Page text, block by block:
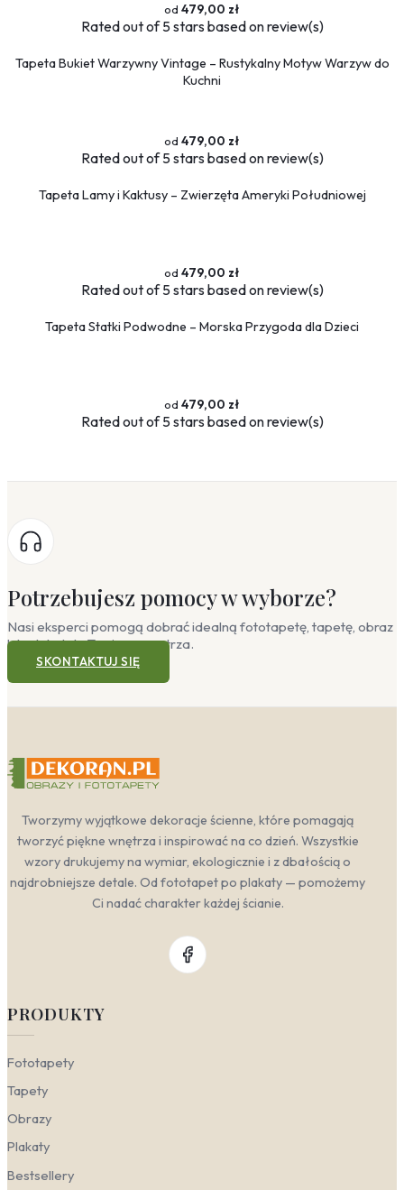
479,00 zł
Ratedout of 5 stars based onreview(s)
Tapeta Bukiet Warzywny Vintage – Rustykalny Motyw Warzyw do
Kuchni
479,00 zł
Ratedout of 5 stars based onreview(s)
Tapeta Lamy i Kaktusy – Zwierzęta Ameryki Południowej
479,00 zł
Ratedout of 5 stars based onreview(s)
Tapeta Statki Podwodne – Morska Przygoda dla Dzieci
479,00 zł
Ratedout of 5 stars based onreview(s)
Potrzebujesz pomocy w wyborze?
Nasi eksperci pomogą dobrać idealną fototapetę, tapetę, obraz
lub plakat do Twojego wnętrza.
SKONTAKTUJ SIĘ
Tworzymy wyjątkowe dekoracje ścienne, które pomagają
tworzyć piękne wnętrza i inspirować na co dzień. Wszystkie
wzory drukujemy na wymiar, ekologicznie i z dbałością o
najdrobniejsze detale. Od fototapet po plakaty — pomożemy
Ci nadać charakter każdej ścianie.
PRODUKTY
Fototapety
Tapety
Obrazy
Plakaty
Bestsellery